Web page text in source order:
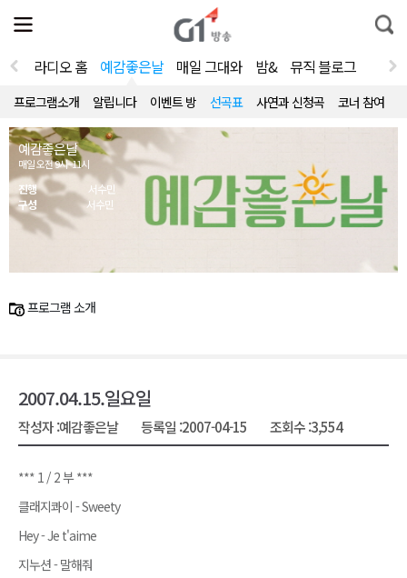
전
체
뉴
열
통
합
라디오 홈 예감좋은날 매일 그대와 밤& 뮤직 블로그
프로그램소개 알립니다 이벤트 방 선곡표 사연과 신청곡 코너 참여
예감좋은날
매일 오전 9시~11시
진행
서수민
구성
서수민
프로그램 소개
2007.04.15.일요일
작성자 :예감좋은날 등록일 :2007-04-15 조회수 :3,554
*** 1 / 2 부 ***
클래지콰이 - Sweety
Hey - Je t'aime
지누션 - 말해줘